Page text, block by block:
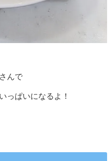
んで
っぱいになるよ！